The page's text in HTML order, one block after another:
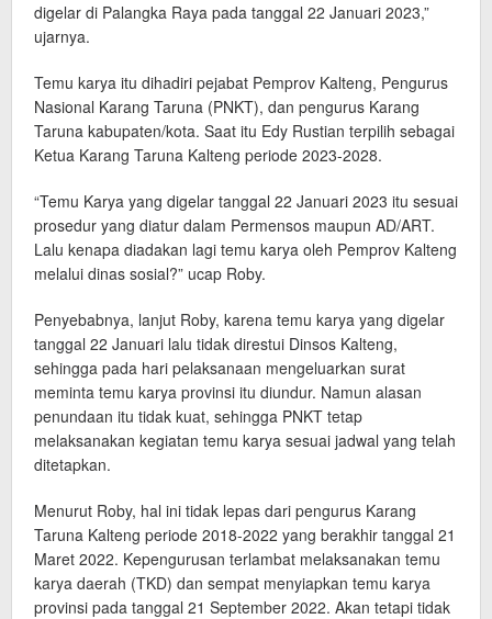
digelar di Palangka Raya pada tanggal 22 Januari 2023,”
ujarnya.
Temu karya itu dihadiri pejabat Pemprov Kalteng, Pengurus
Nasional Karang Taruna (PNKT), dan pengurus Karang
Taruna kabupaten/kota. Saat itu Edy Rustian terpilih sebagai
Ketua Karang Taruna Kalteng periode 2023-2028.
“Temu Karya yang digelar tanggal 22 Januari 2023 itu sesuai
prosedur yang diatur dalam Permensos maupun AD/ART.
Lalu kenapa diadakan lagi temu karya oleh Pemprov Kalteng
melalui dinas sosial?” ucap Roby.
Penyebabnya, lanjut Roby, karena temu karya yang digelar
tanggal 22 Januari lalu tidak direstui Dinsos Kalteng,
sehingga pada hari pelaksanaan mengeluarkan surat
meminta temu karya provinsi itu diundur. Namun alasan
penundaan itu tidak kuat, sehingga PNKT tetap
melaksanakan kegiatan temu karya sesuai jadwal yang telah
ditetapkan.
Menurut Roby, hal ini tidak lepas dari pengurus Karang
Taruna Kalteng periode 2018-2022 yang berakhir tanggal 21
Maret 2022. Kepengurusan terlambat melaksanakan temu
karya daerah (TKD) dan sempat menyiapkan temu karya
provinsi pada tanggal 21 September 2022. Akan tetapi tidak